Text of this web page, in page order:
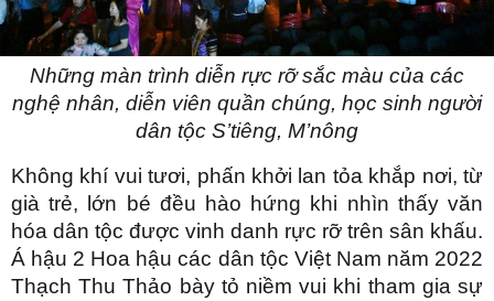
Những màn trình diễn rực rỡ sắc màu của các
nghệ nhân, diễn viên quần chúng, học sinh người
dân tộc S’tiêng, M’nông
Không khí vui tươi, phấn khởi lan tỏa khắp nơi, từ
già trẻ, lớn bé đều hào hứng khi nhìn thấy văn
hóa dân tộc được vinh danh rực rỡ trên sân khấu.
Á hậu 2 Hoa hậu các dân tộc Việt Nam năm 2022
Thạch Thu Thảo bày tỏ niềm vui khi tham gia sự